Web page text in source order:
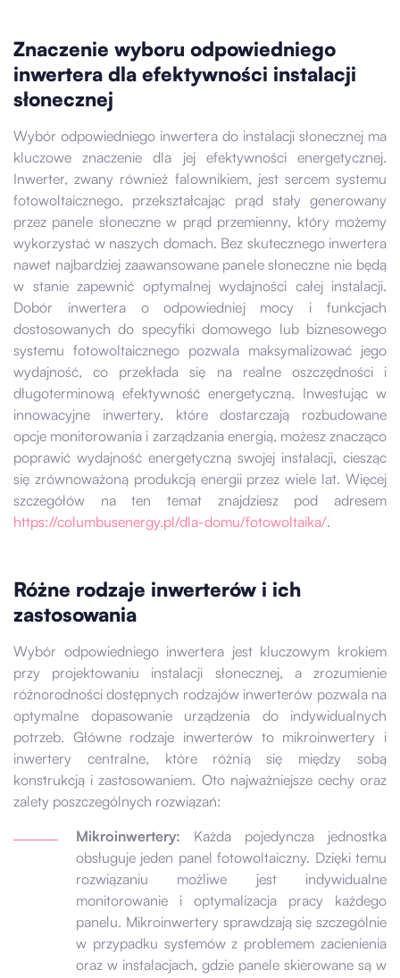
Znaczenie wyboru odpowiedniego
inwertera dla efektywności instalacji
słonecznej
Wybór odpowiedniego inwertera do instalacji słonecznej ma
kluczowe znaczenie dla jej efektywności energetycznej.
Inwerter, zwany również falownikiem, jest sercem systemu
fotowoltaicznego, przekształcając prąd stały generowany
przez panele słoneczne w prąd przemienny, który możemy
wykorzystać w naszych domach. Bez skutecznego inwertera
nawet najbardziej zaawansowane panele słoneczne nie będą
w stanie zapewnić optymalnej wydajności całej instalacji.
Dobór inwertera o odpowiedniej mocy i funkcjach
dostosowanych do specyfiki domowego lub biznesowego
systemu fotowoltaicznego pozwala maksymalizować jego
wydajność, co przekłada się na realne oszczędności i
długoterminową efektywność energetyczną. Inwestując w
innowacyjne inwertery, które dostarczają rozbudowane
opcje monitorowania i zarządzania energią, możesz znacząco
poprawić wydajność energetyczną swojej instalacji, ciesząc
się zrównoważoną produkcją energii przez wiele lat. Więcej
szczegółów na ten temat znajdziesz pod adresem
https://columbusenergy.pl/dla-domu/fotowoltaika/.
Różne rodzaje inwerterów i ich
zastosowania
Wybór odpowiedniego inwertera jest kluczowym krokiem
przy projektowaniu instalacji słonecznej, a zrozumienie
różnorodności dostępnych rodzajów inwerterów pozwala na
optymalne dopasowanie urządzenia do indywidualnych
potrzeb. Główne rodzaje inwerterów to mikroinwertery i
inwertery centralne, które różnią się między sobą
konstrukcją i zastosowaniem. Oto najważniejsze cechy oraz
zalety poszczególnych rozwiązań:
Mikroinwertery: Każda pojedyncza jednostka
obsługuje jeden panel fotowoltaiczny. Dzięki temu
rozwiązaniu możliwe jest indywidualne
monitorowanie i optymalizacja pracy każdego
panelu. Mikroinwertery sprawdzają się szczególnie
w przypadku systemów z problemem zacienienia
oraz w instalacjach, gdzie panele skierowane są w